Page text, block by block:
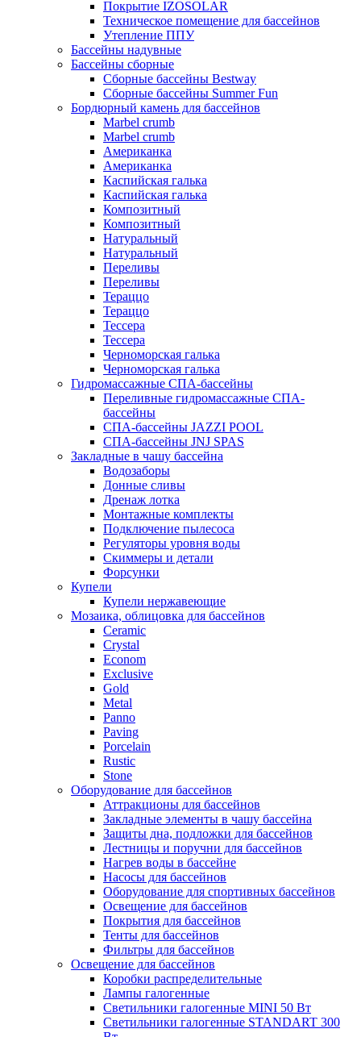
Покрытие IZOSOLAR
Техническое помещение для бассейнов
Утепление ППУ
Бассейны надувные
Бассейны сборные
Сборные бассейны Bestway
Сборные бассейны Summer Fun
Бордюрный камень для бассейнов
Marbel crumb
Marbel crumb
Американка
Американка
Каспийская галька
Каспийская галька
Композитный
Композитный
Натуральный
Натуральный
Переливы
Переливы
Тераццо
Тераццо
Тессера
Тессера
Черноморская галька
Черноморская галька
Гидромассажные СПА-бассейны
Переливные гидромассажные СПА-
бассейны
СПА-бассейны JAZZI POOL
СПА-бассейны JNJ SPAS
Закладные в чашу бассейна
Водозаборы
Донные сливы
Дренаж лотка
Монтажные комплекты
Подключение пылесоса
Регуляторы уровня воды
Скиммеры и детали
Форсунки
Купели
Купели нержавеющие
Мозаика, облицовка для бассейнов
Ceramic
Crystal
Econom
Exclusive
Gold
Metal
Panno
Paving
Porcelain
Rustic
Stone
Оборудование для бассейнов
Аттракционы для бассейнов
Закладные элементы в чашу бассейна
Защиты дна, подложки для бассейнов
Лестницы и поручни для бассейнов
Нагрев воды в бассейне
Насосы для бассейнов
Оборудование для спортивных бассейнов
Освещение для бассейнов
Покрытия для бассейнов
Тенты для бассейнов
Фильтры для бассейнов
Освещение для бассейнов
Коробки распределительные
Лампы галогенные
Светильники галогенные MINI 50 Вт
Светильники галогенные STANDART 300